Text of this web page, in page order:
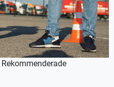
Rekommenderade